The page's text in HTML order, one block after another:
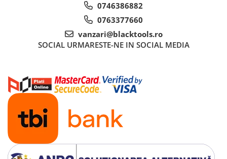
0746386882
0763377660
vanzari@blacktools.ro
SOCIAL URMARESTE-NE IN SOCIAL MEDIA